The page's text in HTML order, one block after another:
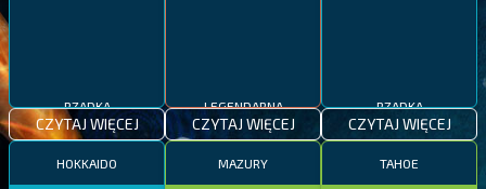
RZADKA
CZYTAJ WIĘCEJ
LEGENDARNA
CZYTAJ WIĘCEJ
RZADKA
CZYTAJ WIĘCEJ
HOKKAIDO MAZURY TAHOE